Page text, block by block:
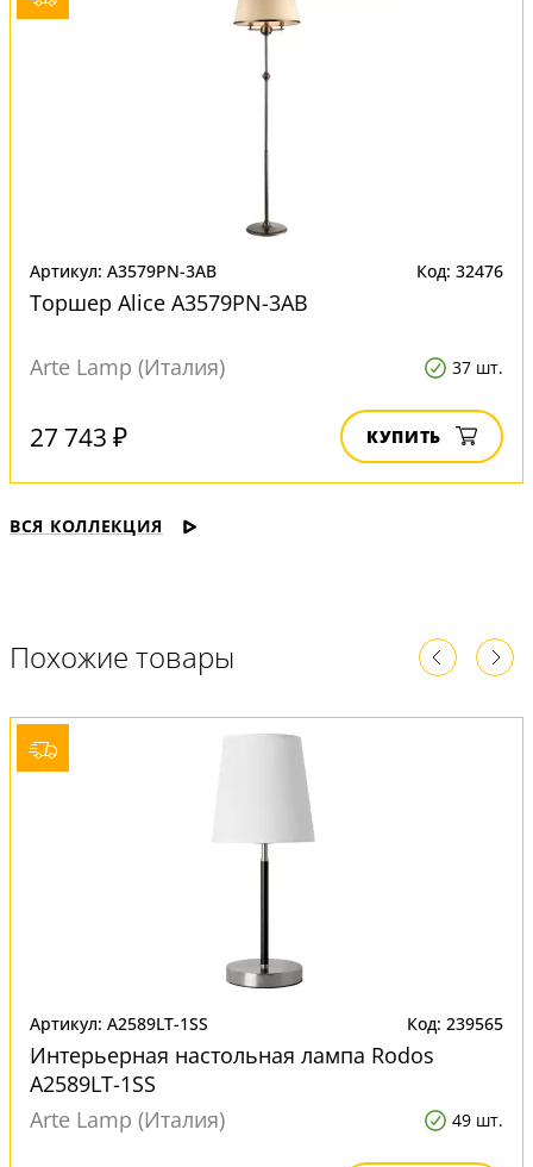
Артикул: A3579PN-3AB Код: 32476
Торшер Alice A3579PN-3AB
Arte Lamp (Италия) 37 шт.
27 743 ₽ КУПИТЬ
ВСЯ КОЛЛЕКЦИЯ
Похожие товары
Артикул: A2589LT-1SS Код: 239565
Интерьерная настольная лампа Rodos
A2589LT-1SS
Arte Lamp (Италия)
49 шт.